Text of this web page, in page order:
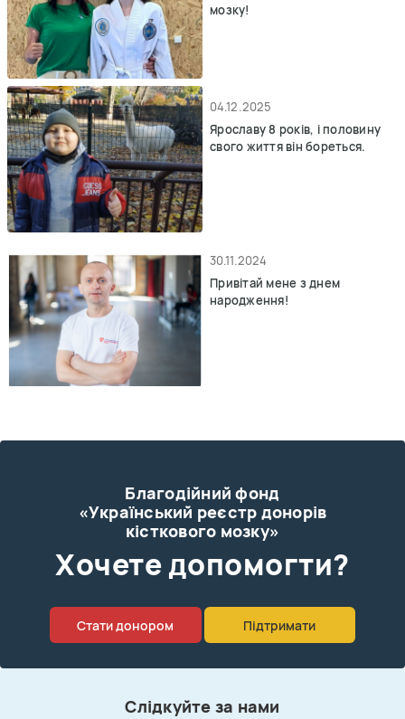
мозку!
04.12.2025
Ярославу 8 років, і половину
свого життя він бореться.
30.11.2024
Привітай мене з днем
народження!
Благодійний фонд
«Український реєстр донорів
кісткового мозку»
Xочете допомогти?
Стати донором Підтримати
Слідкуйте за нами